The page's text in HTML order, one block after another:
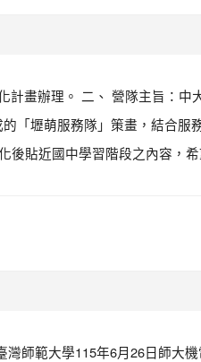
畫辦理。 二、 營隊主旨：中
「壢萌服務隊」策畫，結合服
後貼近國中學習階段之內容，
師範大學115年6月26日師大